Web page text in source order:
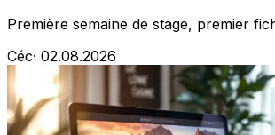
Première semaine de stage, premier
Céc· 02.08.2026